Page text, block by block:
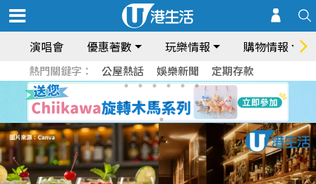
演唱會 優惠著數 玩樂情報 購物情報
熱門關鍵字： 公屋熱話 娛樂新聞 定期存款